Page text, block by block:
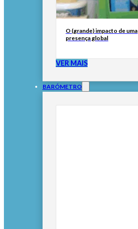
O (grande) impacto de uma
presença global
VER MAIS
BARÓMETRO